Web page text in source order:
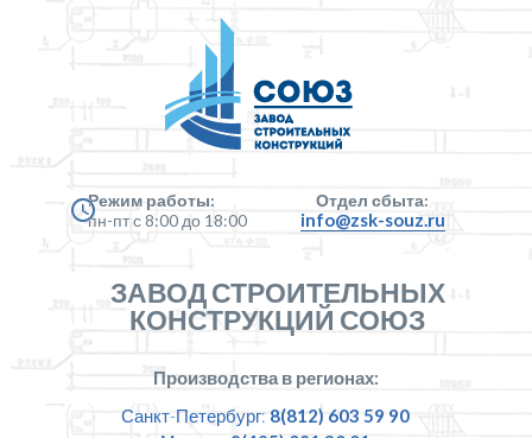
Режим работы:
пн-пт с 8:00 до 18:00
Отдел сбыта:
info@zsk-souz.ru
ЗАВОД СТРОИТЕЛЬНЫХ
КОНСТРУКЦИЙ СОЮЗ
Производства в регионах:
Санкт-Петербург: 8(812) 603 59 90